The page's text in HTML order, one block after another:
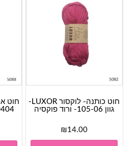
חוט כותנה- לוקסור LUXOR-
גוון 105-06- ורוד פוקסיה
₪14.00